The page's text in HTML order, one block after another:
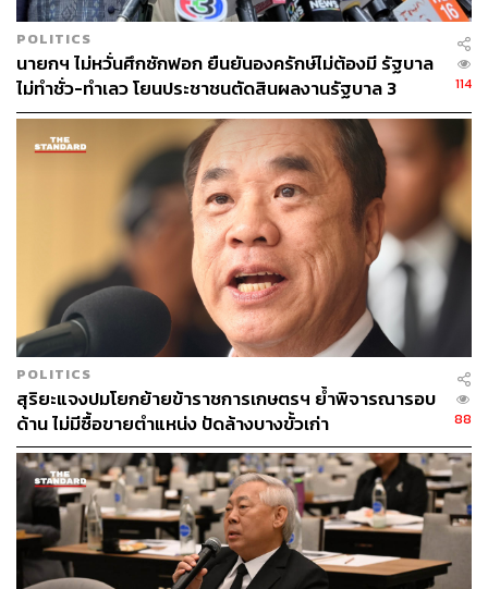
อันโตนิโอ กูเตอร์เรส เลขาธิการสหประชาชาติ
POLITICS
นายกฯ ไม่หวั่นศึกซักฟอก ยืนยันองครักษ์ไม่ต้องมี รัฐบาล
ไม่ทำชั่ว-ทำเลว โยนประชาชนตัดสินผลงานรัฐบาล 3
เดือน
114
POLITICS
สุริยะแจงปมโยกย้ายข้าราชการเกษตรฯ ย้ำพิจารณารอบ
ด้าน ไม่มีซื้อขายตำแหน่ง ปัดล้างบางขั้วเก่า
88